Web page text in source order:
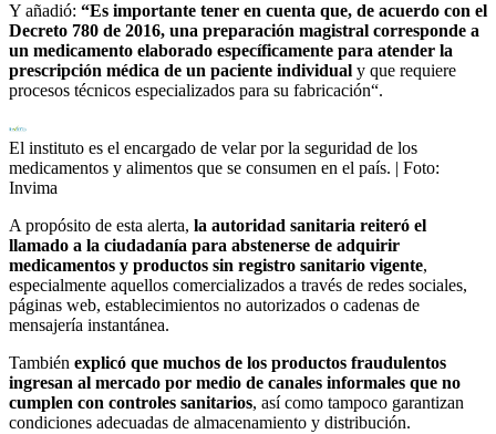
Y añadió: “Es importante tener en cuenta que, de acuerdo con el
Decreto 780 de 2016, una preparación magistral corresponde a
un medicamento elaborado específicamente para atender la
prescripción médica de un paciente individual y que requiere
procesos técnicos especializados para su fabricación“.
El instituto es el encargado de velar por la seguridad de los
medicamentos y alimentos que se consumen en el país. | Foto:
Invima
A propósito de esta alerta, la autoridad sanitaria reiteró el
llamado a la ciudadanía para abstenerse de adquirir
medicamentos y productos sin registro sanitario vigente,
especialmente aquellos comercializados a través de redes sociales,
páginas web, establecimientos no autorizados o cadenas de
mensajería instantánea.
También explicó que muchos de los productos fraudulentos
ingresan al mercado por medio de canales informales que no
cumplen con controles sanitarios, así como tampoco garantizan
condiciones adecuadas de almacenamiento y distribución.